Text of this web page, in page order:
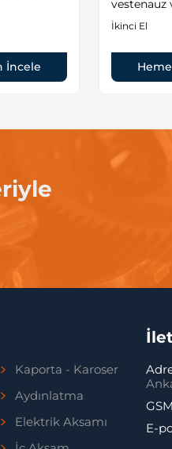
İncele
vestenauz
İkinci El
Kaporta - Karoser
Aydınlatma
Elektrik Aksamı
E-